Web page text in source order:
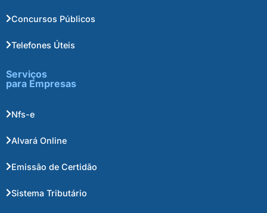
Concursos Públicos
Telefones Úteis
Serviços
para Empresas
Nfs-e
Alvará Online
Emissão de Certidão
Sistema Tributário